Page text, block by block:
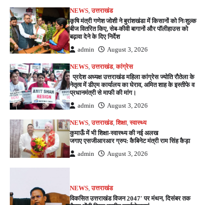
NEWS,उत्तराखंड
कृषि मंत्री गणेश जोशी ने बुरांशखंडा में किसानों को निःशुल्क
बीज वितरित किए, सेब-कीवी बागानों और पॉलीहाउस को
बढ़ावा देने के दिए निर्देश
admin August 3, 2026
NEWS,उत्तराखंड,कांग्रेस
प्रदेश अध्यक्ष उत्तराखंड महिला कांग्रेस ज्योति रौतेला के
नेतृत्व में डीएम कार्यालय का घेराव, अमित शाह के इस्तीफे व
प्रधानमंत्री से माफी की मांग।
admin August 3, 2026
NEWS,उत्तराखंड,शिक्षा,स्वास्थ्य
कुमाऊँ में भी शिक्षा-स्वास्थ्य की नई अलख
जगाए एसजीआरआर ग्रुप: कैबिनेट मंत्री राम सिंह कैड़ा
admin August 3, 2026
NEWS ,उत्तराखंड
विकसित उत्तराखंड विजन 2047′ पर मंथन, दिसंबर तक